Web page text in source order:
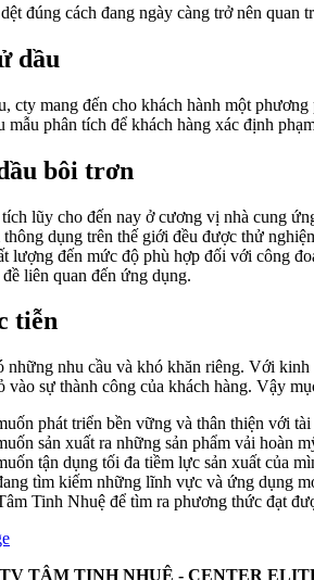
đúng cách đang ngày càng trở nên
dầu
cty mang đến cho khách hành một
mẫu phân tích để khách hàng xác định
bôi trơn
lũy cho đến nay ở cương vị nhà cung
dụng trên thế giới đều được thử
lượng đến mức độ phù hợp đối với công
liên quan đến ứng dụng.
tiễn
những nhu cầu và khó khăn riêng. Với
vào sự thành công của khách hàng. Vậy
phát triển bền vững và thân thiện với tài
sản xuất ra những sản phẩm vải hoàn
tận dụng tối đa tiềm lực sản xuất của
tìm kiếm những lĩnh vực và ứng dụng
Tinh Nhuệ để tìm ra phương thức đạt
TÂM TINH NHUỆ - CENTER